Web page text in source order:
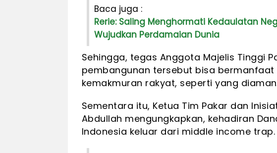
Baca juga :
Rerie: Saling Menghormati Kedaulatan
Wujudkan Perdamaian Dunia
Sehingga, tegas Anggota Majelis Tinggi
pembangunan tersebut bisa
kemakmuran rakyat, seperti yang
Sementara itu, Ketua Tim Pakar dan
Abdullah mengungkapkan, kehadiran
Indonesia keluar dari middle income trap.